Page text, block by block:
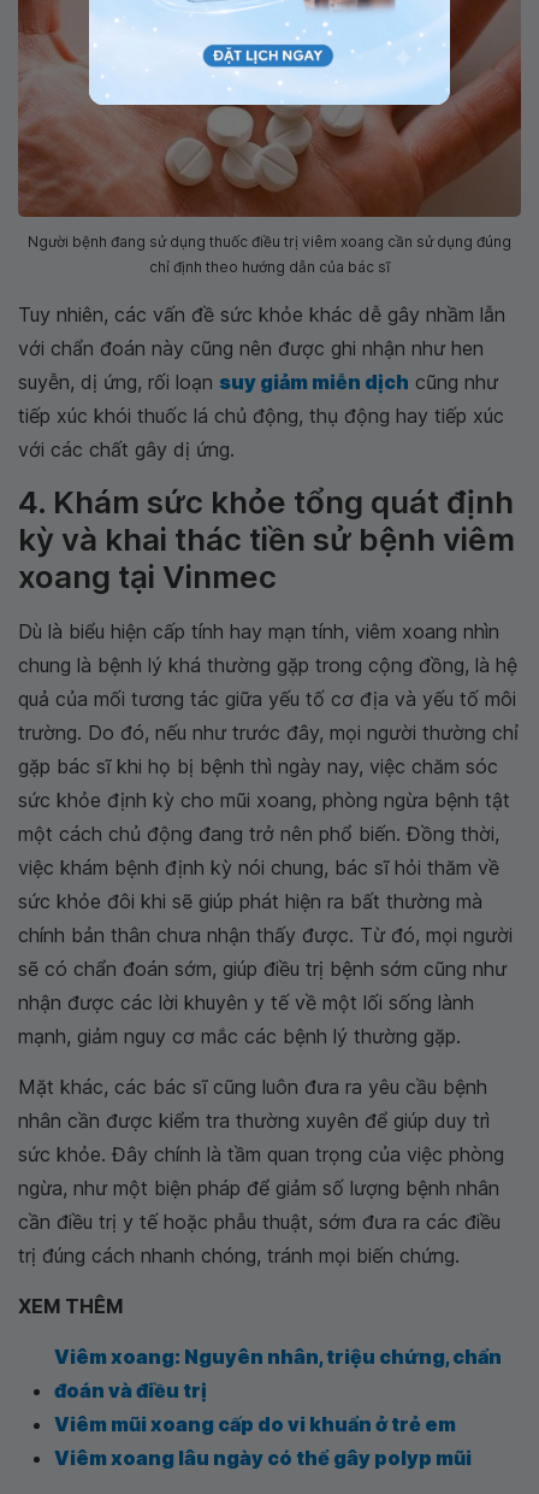
Người bệnh đang sử dụng thuốc điều trị viêm xoang cần sử dụng đúng
chỉ định theo hướng dẫn của bác sĩ
Tuy nhiên, các vấn đề sức khỏe khác dễ gây nhầm lẫn
với chẩn đoán này cũng nên được ghi nhận như hen
suyễn, dị ứng, rối loạn suy giảm miễn dịch cũng như
tiếp xúc khói thuốc lá chủ động, thụ động hay tiếp xúc
với các chất gây dị ứng.
4. Khám sức khỏe tổng quát định
kỳ và khai thác tiền sử bệnh viêm
xoang tại Vinmec
Dù là biểu hiện cấp tính hay mạn tính, viêm xoang nhìn
chung là bệnh lý khá thường gặp trong cộng đồng, là hệ
quả của mối tương tác giữa yếu tố cơ địa và yếu tố môi
trường. Do đó, nếu như trước đây, mọi người thường chỉ
gặp bác sĩ khi họ bị bệnh thì ngày nay, việc chăm sóc
sức khỏe định kỳ cho mũi xoang, phòng ngừa bệnh tật
một cách chủ động đang trở nên phổ biến. Đồng thời,
việc khám bệnh định kỳ nói chung, bác sĩ hỏi thăm về
sức khỏe đôi khi sẽ giúp phát hiện ra bất thường mà
chính bản thân chưa nhận thấy được. Từ đó, mọi người
sẽ có chẩn đoán sớm, giúp điều trị bệnh sớm cũng như
nhận được các lời khuyên y tế về một lối sống lành
mạnh, giảm nguy cơ mắc các bệnh lý thường gặp.
Mặt khác, các bác sĩ cũng luôn đưa ra yêu cầu bệnh
nhân cần được kiểm tra thường xuyên để giúp duy trì
sức khỏe. Đây chính là tầm quan trọng của việc phòng
ngừa, như một biện pháp để giảm số lượng bệnh nhân
cần điều trị y tế hoặc phẫu thuật, sớm đưa ra các điều
trị đúng cách nhanh chóng, tránh mọi biến chứng.
XEM THÊM
Viêm xoang: Nguyên nhân, triệu chứng, chẩn
đoán và điều trị
Viêm mũi xoang cấp do vi khuẩn ở trẻ em
Viêm xoang lâu ngày có thể gây polyp mũi